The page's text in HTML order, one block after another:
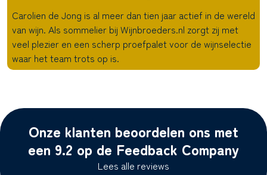
Carolien de Jong is al meer dan tien jaar actief in de wereld
van wijn. Als sommelier bij Wijnbroeders.nl zorgt zij met
veel plezier en een scherp proefpalet voor de wijnselectie
waar het team trots op is.
Onze klanten beoordelen ons met
een 9.2 op de Feedback Company
Lees alle reviews